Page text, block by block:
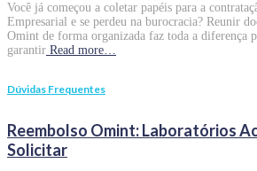
Você já começou a coletar papéis para a
Empresarial e se perdeu na burocracia? Reunir
Omint de forma organizada faz toda a diferença
garantir Read more…
Dúvidas Frequentes
Reembolso Omint: Laboratórios
Solicitar